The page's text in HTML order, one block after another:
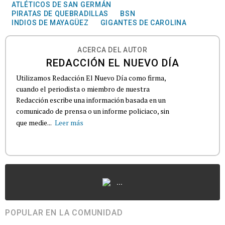
ATLÉTICOS DE SAN GERMÁN
PIRATAS DE QUEBRADILLAS
BSN
INDIOS DE MAYAGÜEZ
GIGANTES DE CAROLINA
ACERCA DEL AUTOR
REDACCIÓN EL NUEVO DÍA
Utilizamos Redacción El Nuevo Día como firma,
cuando el periodista o miembro de nuestra
Redacción escribe una información basada en un
comunicado de prensa o un informe policiaco, sin
que medie... Leer más
...
POPULAR EN LA COMUNIDAD